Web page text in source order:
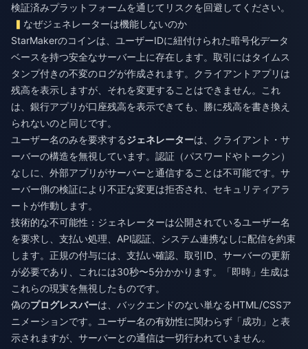
検証済みプラットフォームを通じてリスクを回避してください。
なぜジェネレーターは機能しないのか
StarMakerのコインは、ユーザーIDに紐付けられた暗号化データ
ベースを持つ安全なサーバー上に存在します。取引にはタイムス
タンプ付きの不変のログが作成されます。クライアントアプリは
残高を表示しますが、それを変更することはできません。これ
は、銀行アプリが口座残高を表示できても、勝に残高を書き換え
られないのと同じです。
ユーザー名のみを要求するジェネレーターは、クライアント・サ
ーバーの構造を無視しています。認証（パスワードやトークン）
なしに、外部アプリがサーバーと通信することは不可能です。サ
ーバー側の検証により不正な変更は拒否され、セキュリティアラ
ートが作動します。
技術的な不可能性：ジェネレーターは公開されているユーザー名
を要求し、支払い処理、API認証、システム連携なしに配信を約束
します。正規の付与には、支払い確認、取引ID、サーバーの更新
が必要であり、これには30秒〜5分かかります。「即時」生成は
これらの現実を無視したものです。
偽のプログレスバーは、バックエンドのない単なるHTML/CSSア
ニメーションです。ユーザー名の有効性に関わらず「成功」と表
示されますが、サーバーとの通信は一切行われていません。